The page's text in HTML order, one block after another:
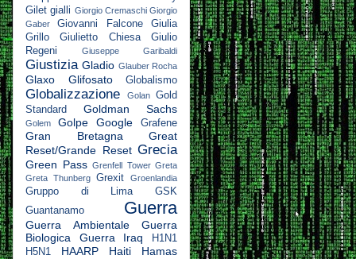
Gilet gialli Giorgio Cremaschi Giorgio
Gaber
Giovanni Falcone
Giulia
Grillo
Giulietto Chiesa
Giulio
Regeni
Giuseppe Garibaldi
Giustizia Gladio Glauber Rocha
Glaxo Glifosato Globalismo
Globalizzazione Golan Gold
Standard
Goldman Sachs
Golem Golpe Google Grafene
Gran Bretagna
Great
Reset/Grande Reset Grecia
Green Pass Grenfell Tower Greta
Greta Thunberg Grexit Groenlandia
Gruppo di Lima
GSK
Guantanamo
Guerra
Guerra Ambientale
Guerra
Biologica
Guerra Iraq
H1N1
H5N1
HAARP Haiti Hamas